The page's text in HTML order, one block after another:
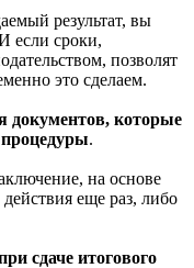
результат, вы
если сроки,
позволят
это сделаем.
документов, которые
.
на основе
еще раз, либо
сдаче итогового